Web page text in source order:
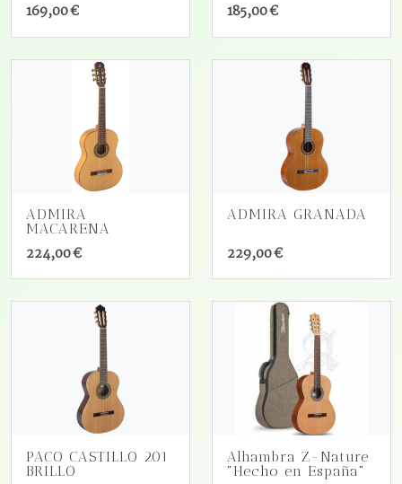
169,00 € 185,00 €
ADMIRA
MACARENA
224,00 €
ADMIRA GRANADA
229,00 €
PACO CASTILLO 201
BRILLO
Alhambra Z-Nature
"Hecho en España"